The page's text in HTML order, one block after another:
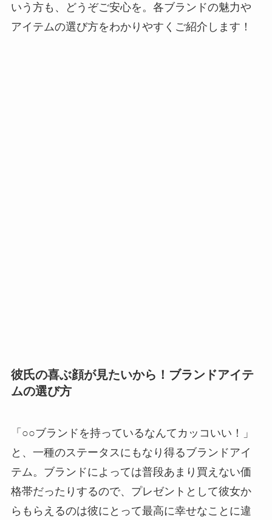
いう方も、どうぞご安心を。各ブランドの魅力や
アイテムの選び方をわかりやすくご紹介します！
彼氏の喜ぶ顔が見たいから！ブランドアイテ
ムの選び方
「○○ブランドを持っているなんてカッコいい！」
と、一種のステータスにもなり得るブランドアイ
テム。ブランドによっては普段あまり買えない価
格帯だったりするので、プレゼントとして彼女か
らもらえるのは彼にとって最高に幸せなことに違